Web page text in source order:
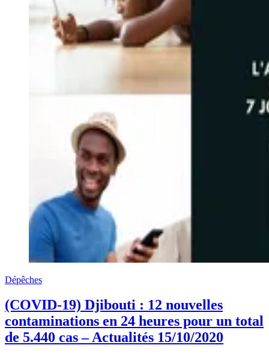
Dépêches
(COVID-19) Djibouti : 12 nouvelles
contaminations en 24 heures pour un total
de 5.440 cas – Actualités 15/10/2020